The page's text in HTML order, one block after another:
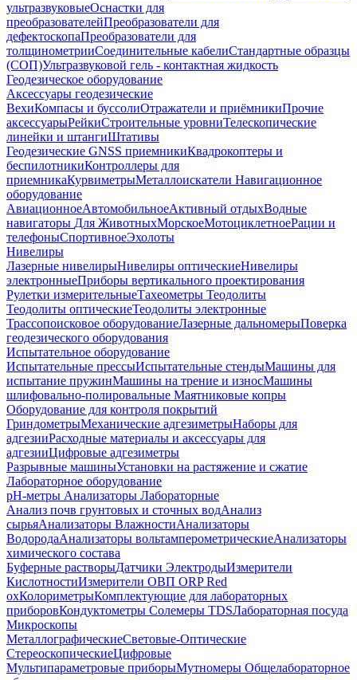
ультразвуковыеОснастки для
преобразователейПреобразователи для
дефектоскопаПреобразователи для
толщинометрииСоединительные кабелиСтандартные образцы
(СОП)Ультразвуковой гель - контактная жидкость
Геодезическое оборудование
Аксессуары геодезические
ВехиКомпасы и буссолиОтражатели и приёмникиПрочие
аксессуарыРейкиСтроительные уровниТелескопические
линейки и штангиШтативы
Геодезические GNSS приемникиКвадрокоптеры и
беспилотникиКонтроллеры для
приемникаКурвиметрыМеталлоискатели Навигационное
оборудование
АвиационноеАвтомобильноеАктивный отдыхВодные
навигаторы Для ЖивотныхМорскоеМотоциклетноеРации и
телефоныСпортивноеЭхолоты
Нивелиры
Лазерные нивелирыНивелиры оптическиеНивелиры
электронныеПриборы вертикального проектирования
Рулетки измерительныеТахеометры Теодолиты
Теодолиты оптическиеТеодолиты электронные
Трассопоисковое оборудованиеЛазерные дальномерыПоверка
геодезического оборудования
Испытательное оборудование
Испытательные прессыИспытательные стендыМашины для
испытание пружинМашины на трение и износМашины
шлифовально-полировальные Маятниковые копры
Оборудование для контроля покрытий
ГриндометрыМеханические адгезиметрыНаборы для
адгезииРасходные материалы и аксессуары для
адгезииЦифровые адгезиметры
Разрывные машиныУстановки на растяжение и сжатие
Лабораторное оборудование
pH-метры Анализаторы Лабораторные
Анализ почв грунтовых и сточных водАнализ
сырьяАнализаторы ВлажностиАнализаторы
ВодородаАнализаторы вольтамперометрическиеАнализаторы
химического состава
Буферные растворыДатчики ЭлектродыИзмерители
КислотностиИзмерители ОВП ORP Red
oxКолориметрыКомплектующие для лабораторных
приборовКондуктометры Солемеры TDSЛабораторная посуда
Микроскопы
МеталлографическиеСветовые-Оптические
СтереоскопическиеЦифровые
Мультипараметровые приборыМутномеры Общелабораторное